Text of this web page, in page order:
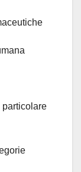
particolare